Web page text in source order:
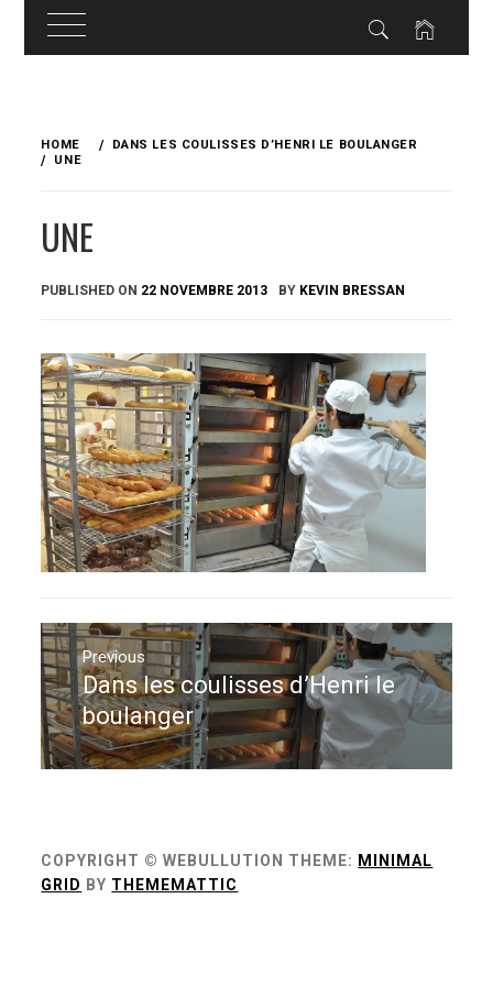
content
HOME
DANS LES COULISSES D’HENRI LE BOULANGER
UNE
UNE
PUBLISHED ON 22 NOVEMBRE 2013 BY KEVIN BRESSAN
Navigation
de
l’article
Previous
Previous
post:
Dans les coulisses d’Henri le
boulanger
COPYRIGHT © WEBULLUTION THEME: MINIMAL
GRID BY THEMEMATTIC